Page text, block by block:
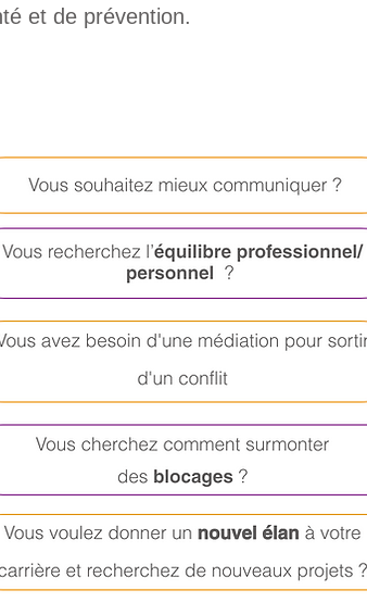
et de prévention.